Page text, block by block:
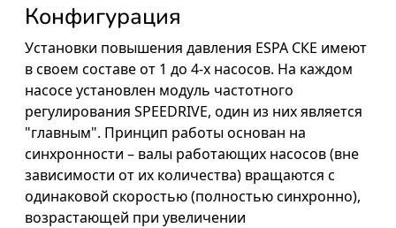
Конфигурация
Установки повышения давления ESPA СКЕ имеют
в своем составе от 1 до 4-х насосов. На каждом
насосе установлен модуль частотного
регулирования SPEEDRIVE, один из них является
"главным". Принцип работы основан на
синхронности – валы работающих насосов (вне
зависимости от их количества) вращаются с
одинаковой скоростью (полностью синхронно),
возрастающей при увеличении